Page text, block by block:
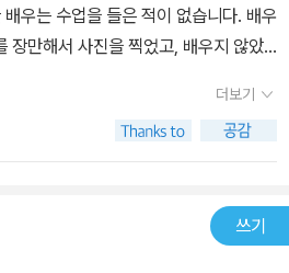
우는 수업을 들은 적이 없습니다. 배우
장만해서 사진을 찍었고, 배우지 않았
글동무가 따로 없기도 하고, 사진스승
. 스스로 가장 좋아하는 대로 사진을
니다. 내가 즐겨찾는 헌책방을 사진으
. 내가 살아가는 나날을 글로 쓰고, 내
더보기
쓰기